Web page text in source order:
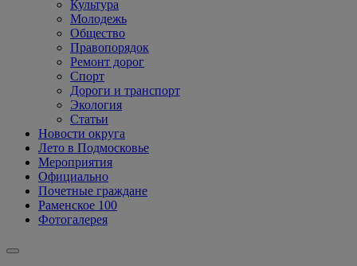
Культура
Молодежь
Общество
Правопорядок
Ремонт дорог
Спорт
Дороги и транспорт
Экология
Статьи
Новости округа
Лето в Подмосковье
Мероприятия
Официально
Почетные граждане
Раменское 100
Фотогалерея